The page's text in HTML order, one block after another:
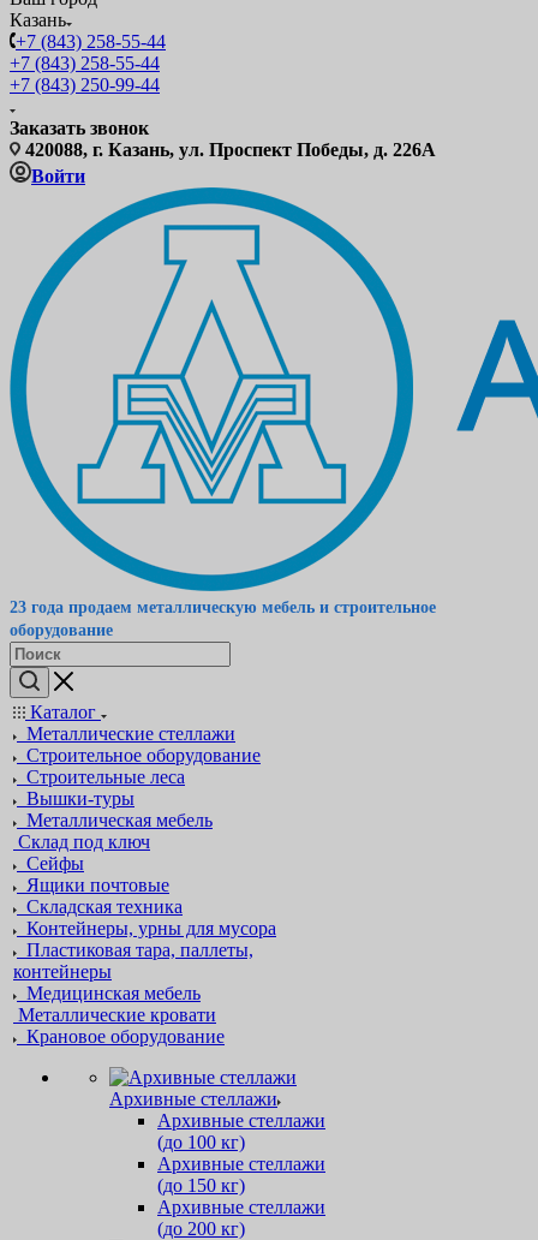
Казань
+7 (843) 258-55-44
+7 (843) 258-55-44
+7 (843) 250-99-44
Заказать звонок
420088, г. Казань, ул. Проспект Победы, д. 226А
Войти
23 года продаем металлическую мебель и строительное
оборудование
Каталог
Металлические стеллажи
Строительное оборудование
Строительные леса
Вышки-туры
Металлическая мебель
Склад под ключ
Сейфы
Ящики почтовые
Складская техника
Контейнеры, урны для мусора
Пластиковая тара, паллеты,
контейнеры
Медицинская мебель
Металлические кровати
Крановое оборудование
Архивные стеллажи
Архивные стеллажи
(до 100 кг)
Архивные стеллажи
(до 150 кг)
Архивные стеллажи
(до 200 кг)